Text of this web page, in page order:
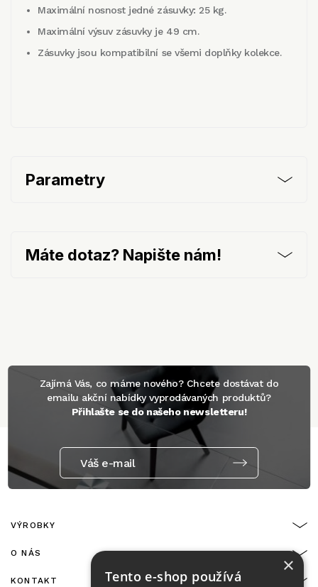
Maximální nosnost jedné zásuvky: 25 kg.
Maximální výsuv zásuvky je 49 cm.
Zásuvky jsou kompatibilní se všemi doplňky kolekce.
Parametry
Máte dotaz? Napište nám!
Zajímá Vás, co máme nového? Chcete dostávat do
emailu akční nabídky vyprodávaných produktů?
Přihlašte se do našeho newsletteru!
Váš e-mail
VÝROBKY
O NÁS
KONTAKT
×
Tento e-shop používá